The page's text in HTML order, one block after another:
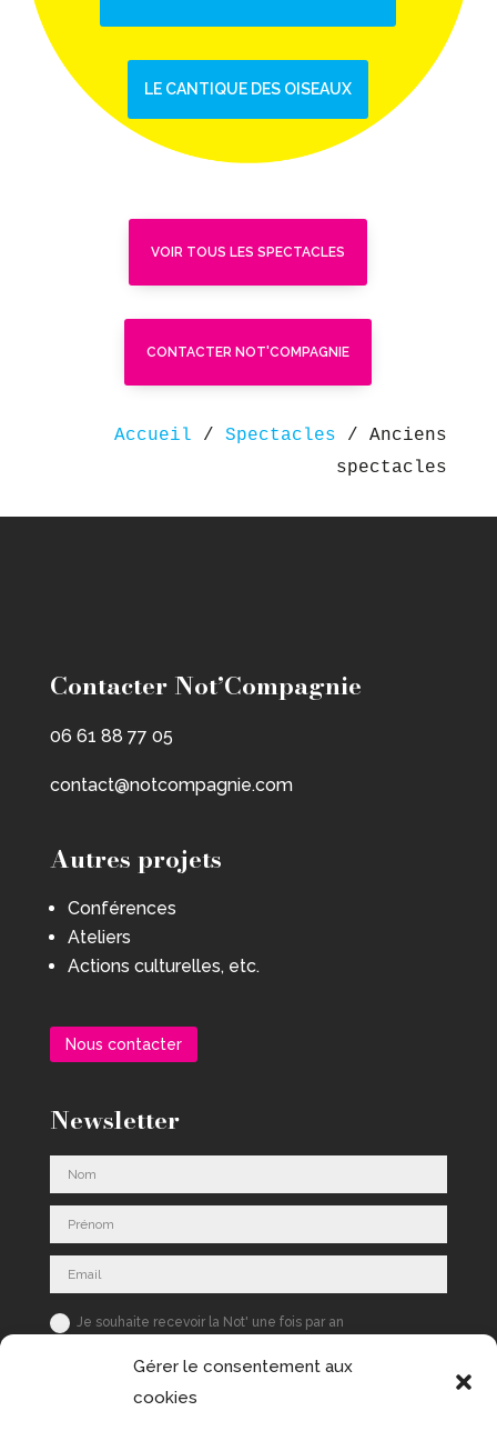
Gérer le consentement aux
cookies
LE CANTIQUE DES OISEAUX
VOIR TOUS LES SPECTACLES
CONTACTER NOT'COMPAGNIE
Accueil /Spectacles /Anciens
spectacles
Contacter Not’Compagnie
06 61 88 77 05
contact@notcompagnie.com
Autres projets
Conférences
Ateliers
Actions culturelles, etc.
Nous contacter
Newsletter
Je souhaite recevoir la Not' une fois par an